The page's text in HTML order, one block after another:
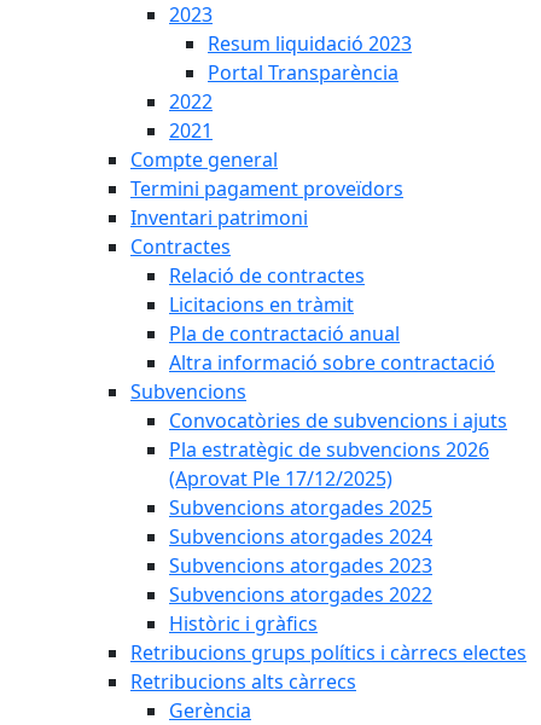
2023
Resum liquidació 2023
Portal Transparència
2022
2021
Compte general
Termini pagament proveïdors
Inventari patrimoni
Contractes
Relació de contractes
Licitacions en tràmit
Pla de contractació anual
Altra informació sobre contractació
Subvencions
Convocatòries de subvencions i ajuts
Pla estratègic de subvencions 2026
(Aprovat Ple 17/12/2025)
Subvencions atorgades 2025
Subvencions atorgades 2024
Subvencions atorgades 2023
Subvencions atorgades 2022
Històric i gràfics
Retribucions grups polítics i càrrecs electes
Retribucions alts càrrecs
Gerència